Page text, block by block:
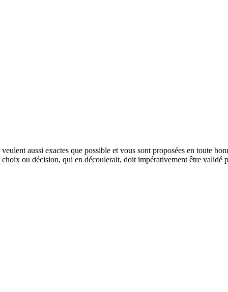
aussi exactes que possible et vous sont proposées en toute
ou décision, qui en découlerait, doit impérativement être validé